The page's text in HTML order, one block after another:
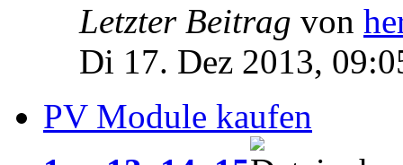
Letzter Beitrag von
Di 17. Dez 2013,
PV Module kaufen